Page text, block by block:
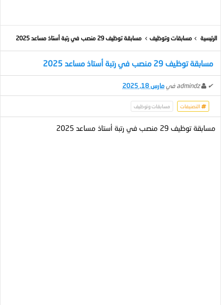
الرئيسية مسابقات وتوظيف مسابقة توظيف 29 منصب في رتبة أستاذ مساعد 2025
مسابقة توظيف 29 منصب في رتبة أستاذ مساعد 2025
✔
admindz فيمارس 18, 2025
التصنيفات مسابقات وتوظيف
مسابقة توظيف 29 منصب في رتبة أستاذ مساعد 2025